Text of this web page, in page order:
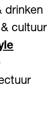
drinken
cultuur